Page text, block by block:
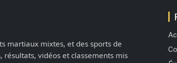
martiaux mixtes, et des sports de
résultats, vidéos et classements mis